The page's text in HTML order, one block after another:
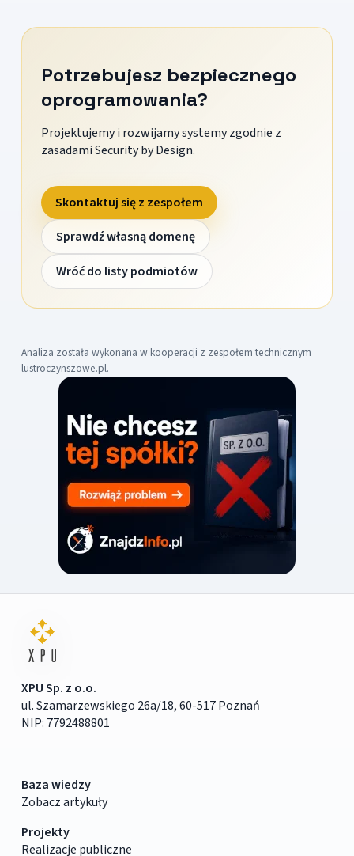
Potrzebujesz bezpiecznego
oprogramowania?
Projektujemy i rozwijamy systemy zgodnie z
zasadami Security by Design.
Skontaktuj się z zespołem
Sprawdź własną domenę
Wróć do listy podmiotów
Analiza została wykonana w kooperacji z zespołem technicznym
lustroczynszowe.pl.
XPU Sp. z o.o.
ul. Szamarzewskiego 26a/18, 60-517 Poznań
NIP: 7792488801
Baza wiedzy
Zobacz artykuły
Projekty
Realizacje publiczne